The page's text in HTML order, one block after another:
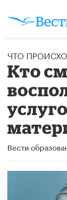
ЧТО
Кто
Вести